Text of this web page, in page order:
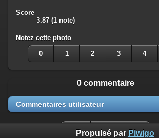
Score
3.87 (1 note)
Notez cette photo
0 1 2 3 4
0 commentaire
Commentaires utilisateur
Propulsé par Piwigo